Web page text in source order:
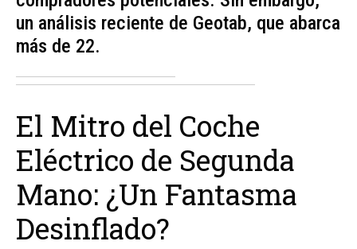
un análisis reciente de Geotab, que abarca
más de 22.
El Mitro del Coche
Eléctrico de Segunda
Mano: ¿Un Fantasma
Desinflado?